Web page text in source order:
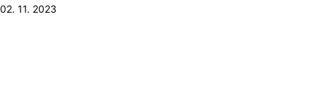
02. 11. 2023